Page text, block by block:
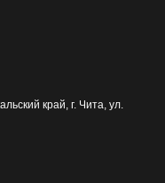
край, г. Чита, ул.